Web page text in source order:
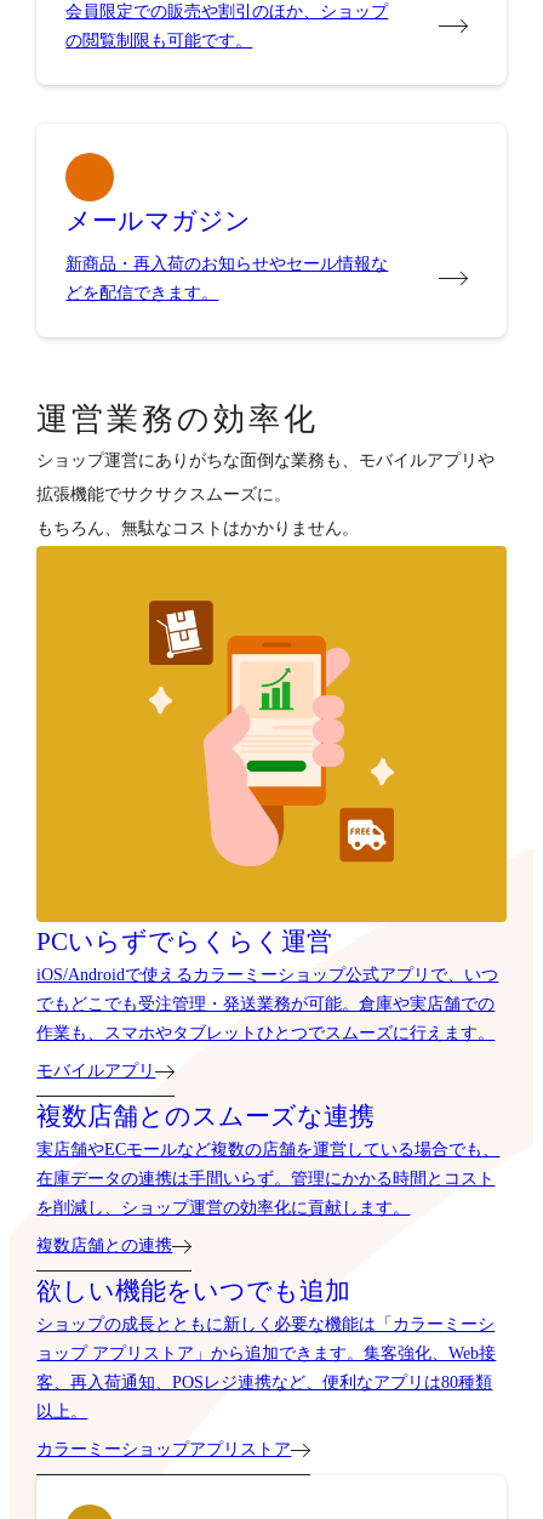
会員限定での販売や割引のほか、ショップ
の閲覧制限も可能です。
メールマガジン
新商品・再入荷のお知らせやセール情報な
どを配信できます。
運営業務の効率化
ショップ運営にありがちな面倒な業務も、モバイルアプリや
拡張機能でサクサクスムーズに。
もちろん、無駄なコストはかかりません。
PCいらずでらくらく運営
iOS/Androidで使えるカラーミーショップ公式アプリで、いつ
でもどこでも受注管理・発送業務が可能。倉庫や実店舗での
作業も、スマホやタブレットひとつでスムーズに行えます。
モバイルアプリ
複数店舗とのスムーズな連携
実店舗やECモールなど複数の店舗を運営している場合でも、
在庫データの連携は手間いらず。管理にかかる時間とコスト
を削減し、ショップ運営の効率化に貢献します。
複数店舗との連携
欲しい機能をいつでも追加
ショップの成長とともに新しく必要な機能は「カラーミーシ
ョップ アプリストア」から追加できます。集客強化、Web接
客、再入荷通知、POSレジ連携など、便利なアプリは80種類
以上。
カラーミーショップアプリストア